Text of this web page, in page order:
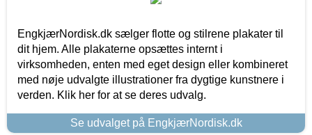
EngkjærNordisk.dk sælger flotte og stilrene plakater til
dit hjem. Alle plakaterne opsættes internt i
virksomheden, enten med eget design eller kombineret
med nøje udvalgte illustrationer fra dygtige kunstnere i
verden. Klik her for at se deres udvalg.
Se udvalget på EngkjærNordisk.dk